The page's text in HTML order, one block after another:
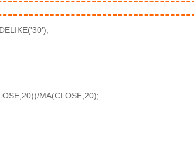
MA(CLOSE,20);